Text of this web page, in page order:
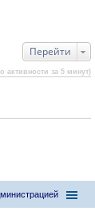
Перейти
активности за 5 минут)